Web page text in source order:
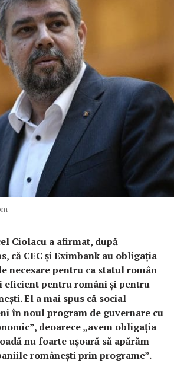
Ciolacu a afirmat, după
că CEC şi Eximbank au obligaţia
necesare pentru ca statul român
eficient pentru români şi pentru
El a mai spus că social-
în noul program de guvernare cu
deoarece „avem obligaţia
nu foarte uşoară să apărăm
româneşti prin programe”.